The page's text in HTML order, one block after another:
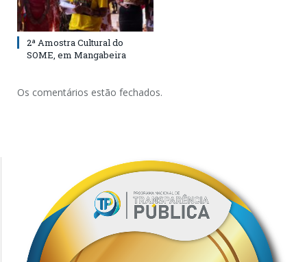
2ª Amostra Cultural do
SOME, em Mangabeira
Os comentários estão fechados.